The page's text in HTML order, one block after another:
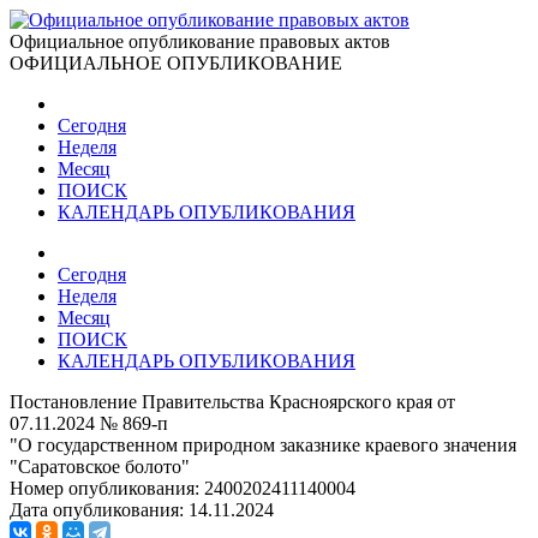
Официальное опубликование правовых актов
ОФИЦИАЛЬНОЕ ОПУБЛИКОВАНИЕ
Сегодня
Неделя
Месяц
ПОИСК
КАЛЕНДАРЬ ОПУБЛИКОВАНИЯ
Сегодня
Неделя
Месяц
ПОИСК
КАЛЕНДАРЬ ОПУБЛИКОВАНИЯ
Постановление Правительства Красноярского края от
07.11.2024 № 869-п
"О государственном природном заказнике краевого значения
"Саратовское болото"
Номер опубликования: 2400202411140004
Дата опубликования: 14.11.2024